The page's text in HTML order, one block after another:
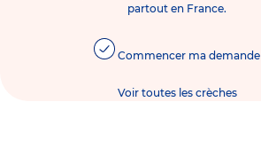
partout en France.
Commencer ma demande
Voir toutes les crèches